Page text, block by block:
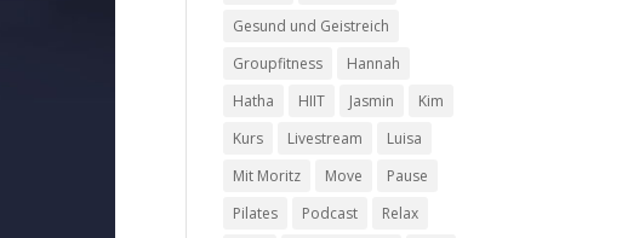
Gesund und Geistreich
Groupfitness
Hannah
Hatha
HIIT Jasmin
Kim
Kurs
Livestream
Luisa
Mit Moritz
Move
Pause
Pilates
Podcast
Relax